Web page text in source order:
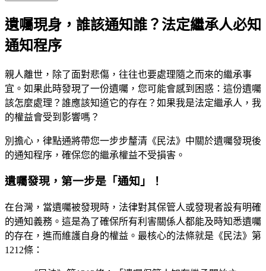
遺囑現身，誰該通知誰？法定繼承人必知
通知程序
親人離世，除了面對悲傷，往往也要處理隨之而來的繼承事
宜。如果此時發現了一份遺囑，您可能會感到困惑：這份遺囑
該怎麼處理？誰應該知道它的存在？如果我是法定繼承人，我
的權益會受到影響嗎？
別擔心，律點通將帶您一步步釐清《民法》中關於遺囑發現後
的通知程序，確保您的繼承權益不受損害。
遺囑發現，第一步是「通知」！
在台灣，當遺囑被發現時，法律對其保管人或發現者設有明確
的通知義務。這是為了確保所有利害關係人都能及時知悉遺囑
的存在，進而維護自身的權益。最核心的法條就是《民法》第
1212條：